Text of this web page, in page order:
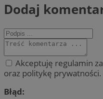
Dodaj
Akceptuję regulamin
oraz politykę prywatności.
Błąd: